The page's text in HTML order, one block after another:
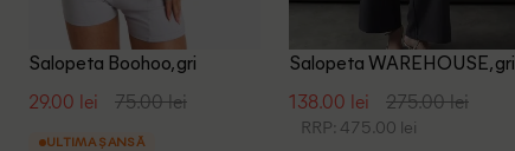
Salopeta Boohoo, gri
29.00 lei 75.00 lei
ULTIMA ȘANSĂ
Salopeta WAREHOUSE, gri
138.00 lei 275.00 lei
RRP: 475.00 lei